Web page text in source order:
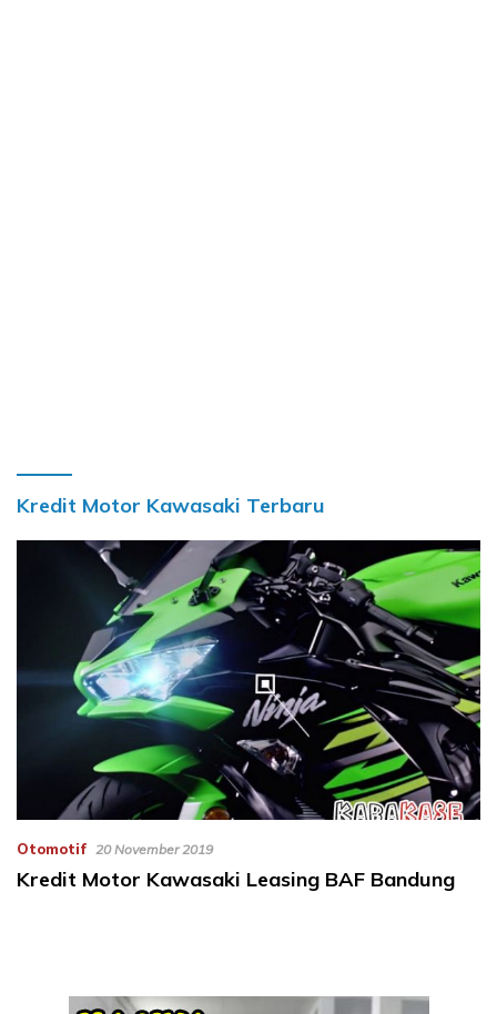
Kredit Motor Kawasaki Terbaru
Otomotif 20 November 2019
Kredit Motor Kawasaki Leasing BAF Bandung